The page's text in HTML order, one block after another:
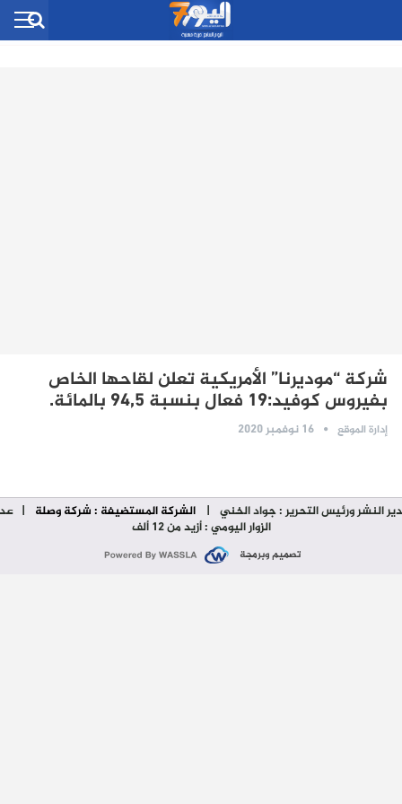
شركة “موديرنا” الأمريكية تعلن لقاحها الخاص
بفيروس كوفيد:19 فعال بنسبة 94,5 بالمائة.
إدارة الموقع 16 نوفمبر 2020
النشر ورئيس التحرير : جواد الخني | الشركة المستضيفة : شركة وصلة |
الزوار اليومي : أزيد من 12 ألف
تصميم وبرمجة